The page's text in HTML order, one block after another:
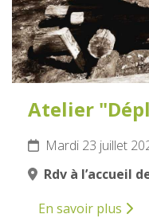
Atelier
Mardi 23 juillet
Rdv à l’accueil
En savoir plus